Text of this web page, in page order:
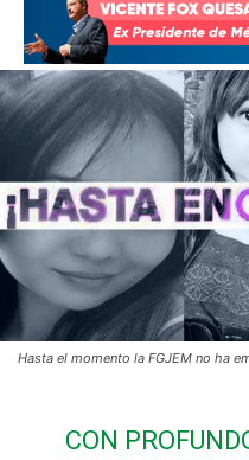
Hasta el momento la FGJEM no ha
CON